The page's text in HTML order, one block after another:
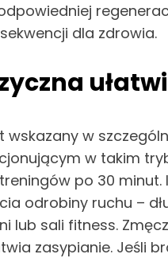
dla zdrowia.
wskazany w
w takim
po 30
odrobiny ruchu –
lub sali fitness.
zasypianie. Jeśli